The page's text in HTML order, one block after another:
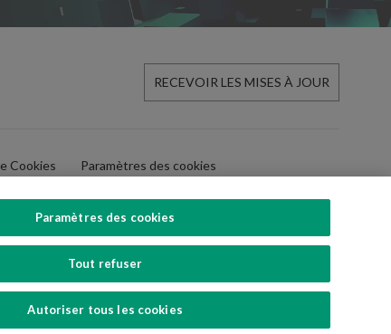
RECEVOIR LES MISES À JOUR
Cookies Paramètres des cookies
Paramètres des cookies
Tout refuser
Autoriser tous les cookies